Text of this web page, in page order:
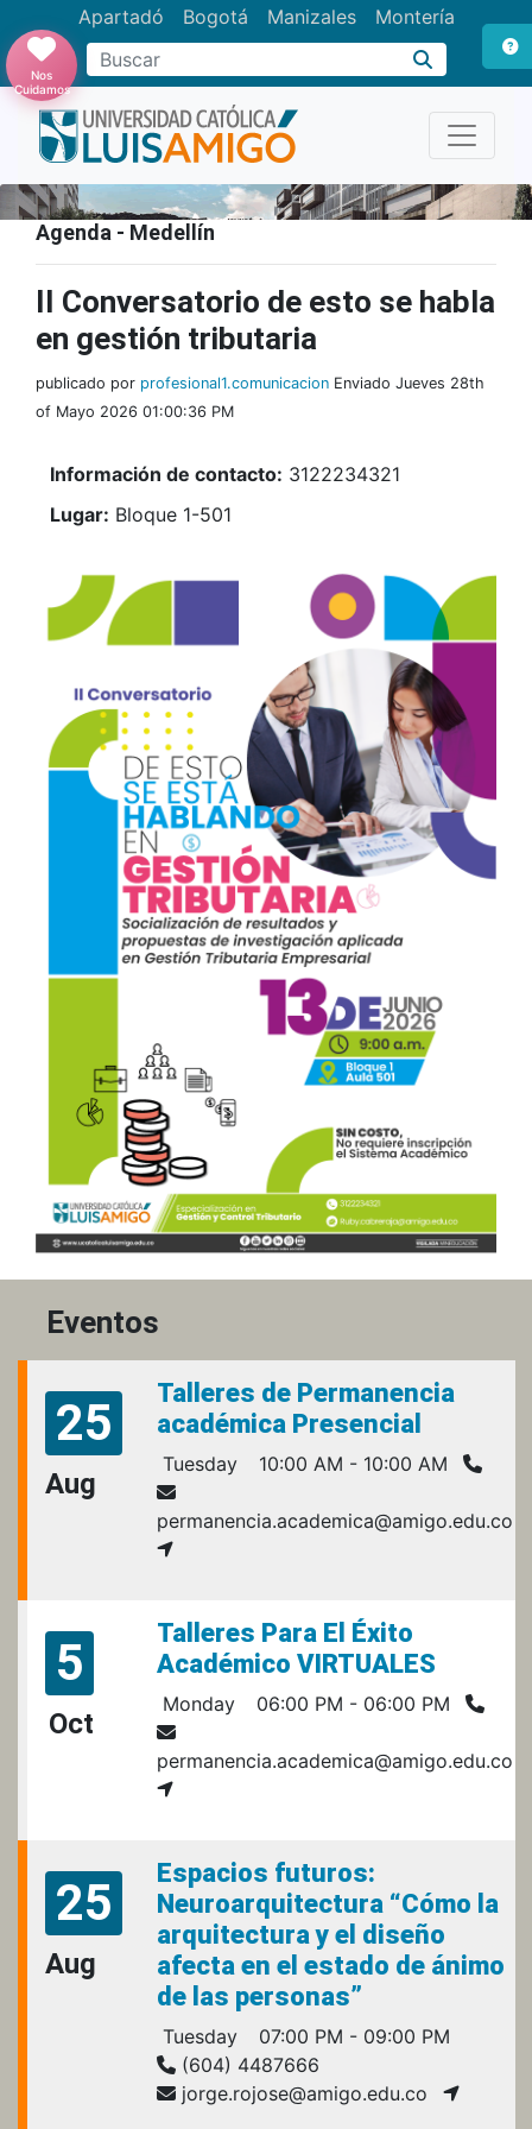
Apartadó Bogotá Manizales Montería
Buscar
Nos
Cuidamos
Agenda - Medellín
II Conversatorio de esto se habla
en gestión tributaria
publicado por profesional1.comunicacion Enviado Jueves 28th
of Mayo 2026 01:00:36 PM
Información de contacto: 3122234321
Lugar: Bloque 1-501
Eventos
25
Aug
Talleres de Permanencia
académica Presencial
Tuesday 10:00 AM - 10:00 AM
permanencia.academica@amigo.edu.co
5
Oct
Talleres Para El Éxito
Académico VIRTUALES
Monday 06:00 PM - 06:00 PM
permanencia.academica@amigo.edu.co
25
Aug
Espacios futuros:
Neuroarquitectura “Cómo la
arquitectura y el diseño
afecta en el estado de ánimo
de las personas”
Tuesday
07:00 PM - 09:00 PM
(604) 4487666
jorge.rojose@amigo.edu.co